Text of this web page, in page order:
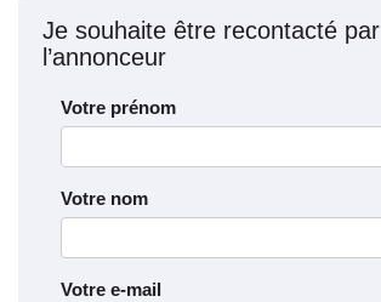
Je souhaite être recontacté par
l’annonceur
Votre prénom
Votre nom
Votre e-mail